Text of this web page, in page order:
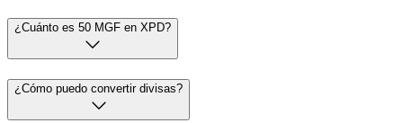
¿Cuánto es 50 MGF en XPD?
¿Cómo puedo convertir divisas?